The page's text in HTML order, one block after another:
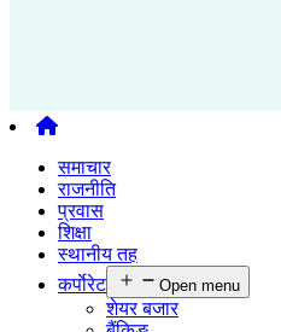
समाचार
राजनीति
प्रवास
शिक्षा
स्थानीय तह
कर्पाेरेट
Open menu
शेयर बजार